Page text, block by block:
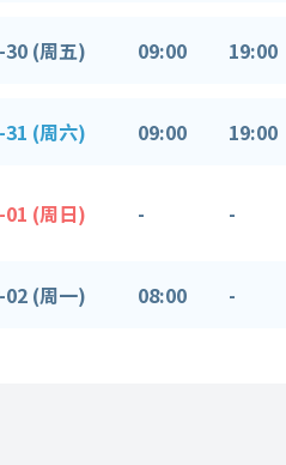
(周五) 09:00 19:00
(周六) 09:00 19:00
(周日) - -
(周一) 08:00 -